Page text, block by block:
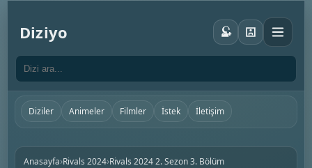
Diziyo
Diziler Animeler Filmler İstek İletişim
Anasayfa›Rivals 2024›Rivals 2024 2. Sezon 3. Bölüm